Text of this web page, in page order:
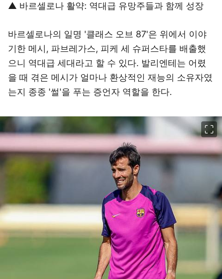
▲ 바르셀로나 활약: 역대급 유망주들과 함께 성장
바르셀로나의 일명 '클래스 오브 87'은 위에서 이야
기한 메시, 파브레가스, 피케 세 슈퍼스타를 배출했
으니 역대급 세대라고 할 수 있다. 발리엔테는 어렸
을 때 겪은 메시가 얼마나 환상적인 재능의 소유자였
는지 종종 '썰'을 푸는 증언자 역할을 한다.